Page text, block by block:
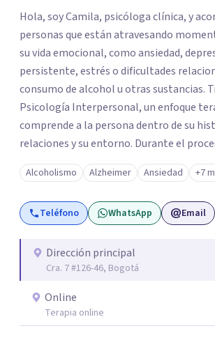
Hola, soy Camila, psicóloga clínica, y
personas que están atravesando
su vida emocional, como ansiedad,
persistente, estrés o dificultades
consumo de alcohol u otras sustancias. Trabajo desde la
Psicología Interpersonal, un enfoque
comprende a la persona dentro de su
relaciones y su entorno. Durante el
exploramos cómo tus experiencias
y tu contexto actual influyen en tu
con el objetivo de generar cambios
duraderos en tu vida. Mi propósito como psicóloga es
puedas sentirte escuchado(a). En
juntos para identificar tus recursos
maneras de afrontar aquello que hoy te
Atiendo presencial en Bogotá y
Alcoholismo Alzheimer Ansiedad +7
Teléfono WhatsApp Email
Dirección principal
Cra. 7 #126-46, Bogotá
Online
Terapia online